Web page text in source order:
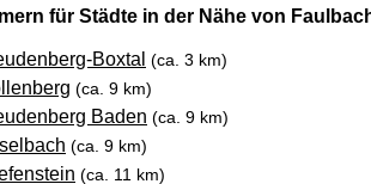
für Städte in der Nähe von
Boxtal (ca. 3 km)
(ca. 9 km)
Baden (ca. 9 km)
(ca. 9 km)
(ca. 11 km)